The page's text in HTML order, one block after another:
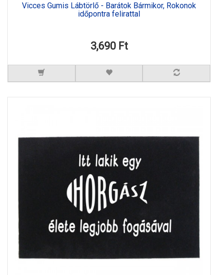
Vicces Gumis Lábtörlő - Barátok Bármikor, Rokonok
időpontra felirattal
3,690 Ft